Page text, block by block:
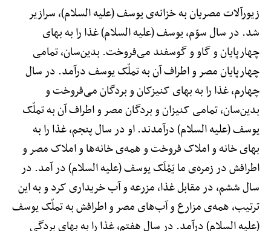
زیورآلات مصریان به خزانه‌ی یوسف (علیه السلام)، سرازیر
شد. در سال سوّم، یوسف (علیه السلام) غذا را به بهای
چهارپایان و گاو و گوسفند می‌فروخت. بدین‌سان، تمامی
چهارپایان مصر و اطراف آن به تملّک یوسف درآمد. در سال
چهارم، غذا را به بهای کنیزکان و بردگان می‌فروخت و
بدین‌سان، تمامی کنیزان و بردگان مصر و اطراف آن به تملّک
یوسف (علیه السلام) درآمدند. او در سال پنجم، غذا را به
بهای خانه و املاک فروخت و همه‌ی خانه‌ها و املاک مصر و
اطرافش در زمره‌ی ما یَمْلَک یوسف (علیه السلام) در آمد. در
سال ششم، در مقابل غذا، مزرعه و آب خریداری کرد و به این
ترتیب، همه‌ی مزارع و آب‌های مصر و اطرافش به تملّک یوسف
(علیه السلام) درآمد. در سال هفتم، غذا را به بهای بردگی